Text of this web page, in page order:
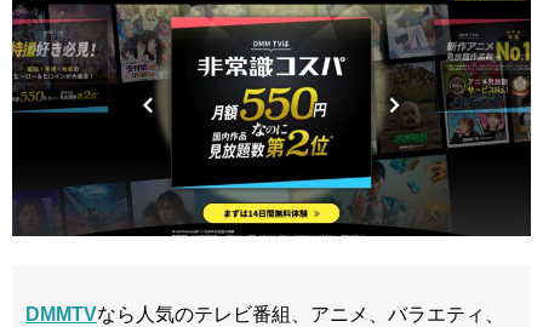
DMMTVなら人気のテレビ番組、アニメ、バラエティ、